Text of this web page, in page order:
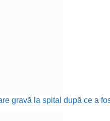
gravă la spital după ce a